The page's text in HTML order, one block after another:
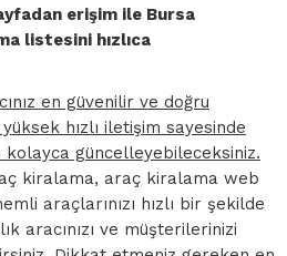
erişim ile Bursa
listesini hızlıca
en güvenilir ve doğru
hızlı iletişim sayesinde
kolayca güncelleyebileceksiniz.
kiralama, araç kiralama web
araçlarınızı hızlı bir şekilde
aracınızı ve müşterilerinizi